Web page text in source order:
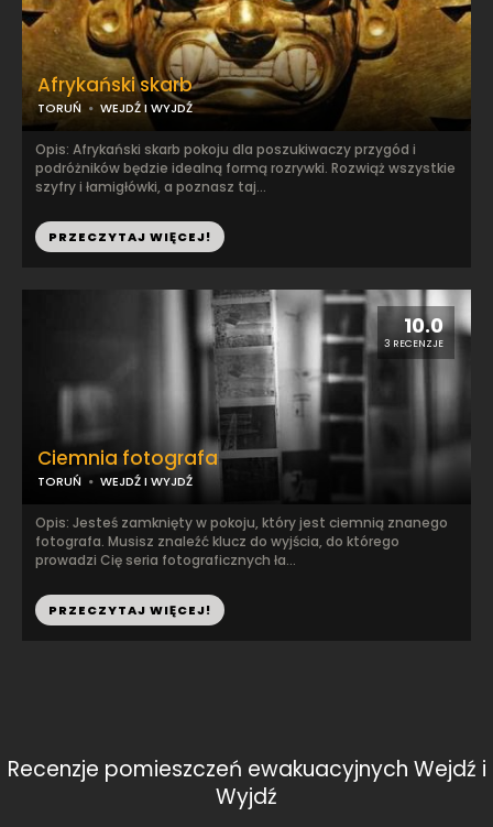
Afrykański skarb
TORUŃ WEJDŹ I WYJDŹ
Opis: Afrykański skarb pokoju dla poszukiwaczy przygód i
podróżników będzie idealną formą rozrywki. Rozwiąż wszystkie
szyfry i łamigłówki, a poznasz taj...
PRZECZYTAJ WIĘCEJ!
10.0
3 RECENZJE
Ciemnia fotografa
TORUŃ WEJDŹ I WYJDŹ
Opis: Jesteś zamknięty w pokoju, który jest ciemnią znanego
fotografa. Musisz znaleźć klucz do wyjścia, do którego
prowadzi Cię seria fotograficznych ła...
PRZECZYTAJ WIĘCEJ!
Recenzje pomieszczeń ewakuacyjnych Wejdź i
Wyjdź